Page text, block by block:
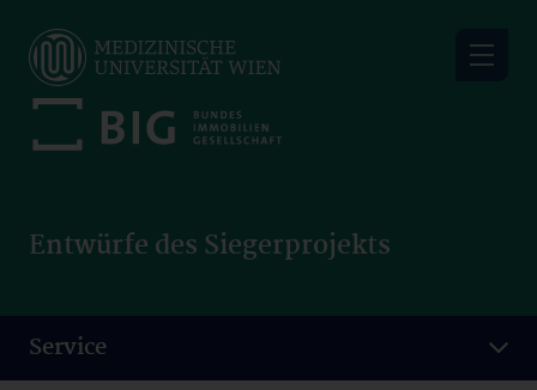
main
content
Entwürfe des Siegerprojekts
Service